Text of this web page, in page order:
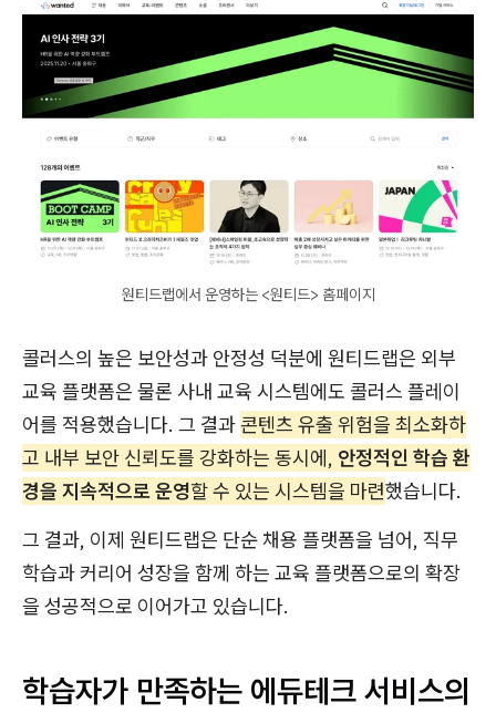
원티드랩에서 운영하는 <원티드> 홈페이지
콜러스의 높은 보안성과 안정성 덕분에 원티드랩은 외부
교육 플랫폼은 물론 사내 교육 시스템에도 콜러스 플레이
어를 적용했습니다. 그 결과콘텐츠 유출 위험을 최소화하
고 내부 보안 신뢰도를 강화하는 동시에, 안정적인 학습 환
경을 지속적으로 운영할 수 있는 시스템을 마련했습니다.
그 결과, 이제 원티드랩은 단순 채용 플랫폼을 넘어, 직무
학습과 커리어 성장을 함께 하는 교육 플랫폼으로의 확장
을 성공적으로 이어가고 있습니다.
학습자가 만족하는 에듀테크 서비스의